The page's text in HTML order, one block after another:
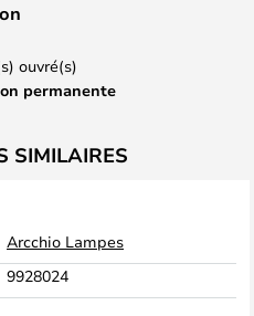
ouvré(s)
permanente
SIMILAIRES
Arcchio Lampes
9928024